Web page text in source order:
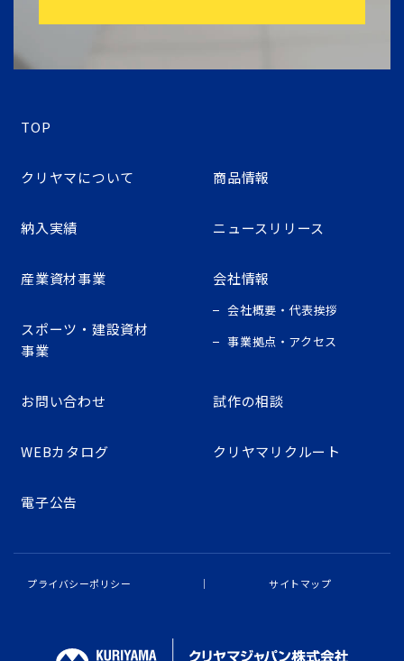
TOP
クリヤマについて 商品情報
納入実績 ニュースリリース
産業資材事業
スポーツ・建設資材
事業
会社情報
会社概要・代表挨拶
事業拠点・アクセス
お問い合わせ 試作の相談
WEBカタログ クリヤマリクルート
電子公告
プライバシーポリシー サイトマップ